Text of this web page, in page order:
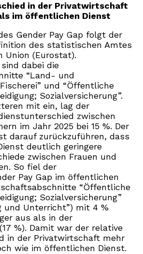
in der Privatwirtschaft
im öffentlichen Dienst
Gender Pay Gap folgt der
des statistischen Amtes
Union (Eurostat).
dabei die
“Land- und
und “Öffentliche
Sozialversicherung”.
mit ein, lag der
zwischen
im Jahr 2025 bei 15 %. Der
darauf zurückzuführen, dass
deutlich geringere
zwischen Frauen und
So fiel der
Pay Gap im öffentlichen
“Öffentliche
Sozialversicherung”
und Unterricht”) mit 4 %
aus als in der
%). Damit war der relative
in der Privatwirtschaft mehr
wie im öffentlichen Dienst.